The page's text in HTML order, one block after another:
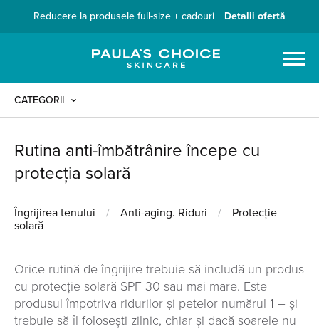
Reducere la produsele full-size + cadouri Detalii ofertă
CATEGORII
Rutina anti-îmbătrânire începe cu
protecția solară
Îngrijirea tenului / Anti-aging. Riduri /
Protecție
solară
Orice rutină de îngrijire trebuie să includă un produs
cu protecție solară SPF 30 sau mai mare. Este
produsul împotriva ridurilor și petelor numărul 1 – și
trebuie să îl folosești zilnic, chiar și dacă soarele nu